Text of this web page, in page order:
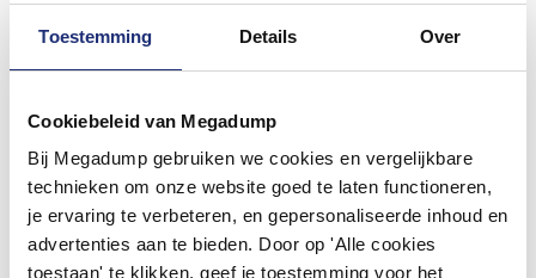
Toestemming Details Over
Cookiebeleid van Megadump
Bij Megadump gebruiken we cookies en vergelijkbare
technieken om onze website goed te laten functioneren,
je ervaring te verbeteren, en gepersonaliseerde inhoud en
advertenties aan te bieden. Door op 'Alle cookies
toestaan' te klikken, geef je toestemming voor het
Douchebak Easy Tray
120X80X5 Cm Wit Mat Of
Binnen 1 week geleverd
Douchebak Easy Tray
110X90X5 Cm Wit Mat Of
Binnen 1 week geleverd